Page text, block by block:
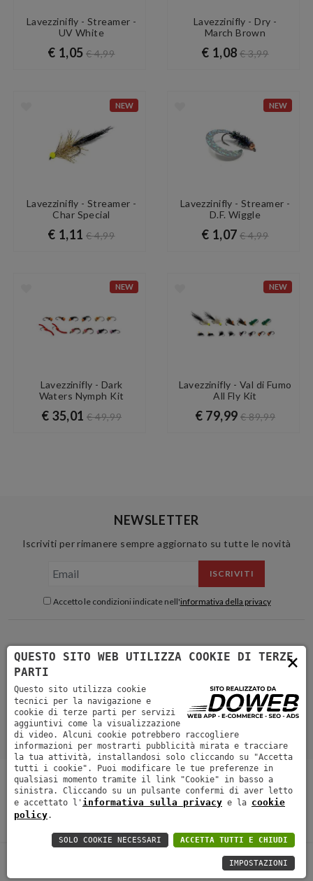
Lavezzinifly - Streamer -
UV White
€ 1,05€ 4,99
Lavezzinifly - Dry -
March Brown
€ 1,08€ 3,99
NEW
Lavezzinifly - Streamer -
Char Special
€ 1,11€ 4,99
NEW
Lavezzinifly - Streamer -
D.F. Wiggle
€ 1,07€ 4,99
NEW
Lavezzinifly - Dark
Waters Nymph Kit
€ 35,01€ 49,99
NEW
Lavezzinifly - Val di Fumo
All Fly Kit
€ 79,99€ 89,99
NEWSLETTER
Iscriviti per rimanere sempre aggiornato su tutte le novità
ISCRIVITI
Accetto le condizioni indicate nell'informativa della privacy
Shop Experience Blog Video About
Contatti
Collaborazioni
Ordini e spedizioni
Copyright by Matteo Lavezzini Partita IVA 02675450346
Informativa
×
QUESTO SITO WEB UTILIZZA COOKIE DI TERZE
PARTI
Questo sito utilizza cookie
tecnici per la navigazione e
cookie di terze parti per servizi
aggiuntivi come la visualizzazione
di video. Alcuni cookie potrebbero raccogliere
informazioni per mostrarti pubblicità mirata e tracciare
la tua attività, installandosi solo cliccando su "Accetta
tutti i cookie". Puoi modificare le tue preferenze in
qualsiasi momento tramite il link "Cookie" in basso a
sinistra. Cliccando su un pulsante confermi di aver letto
e accettato l' informativa sulla privacy e la cookie
policy.
ACCETTA TUTTI E CHIUDI
SOLO COOKIE NECESSARI
IMPOSTAZIONI